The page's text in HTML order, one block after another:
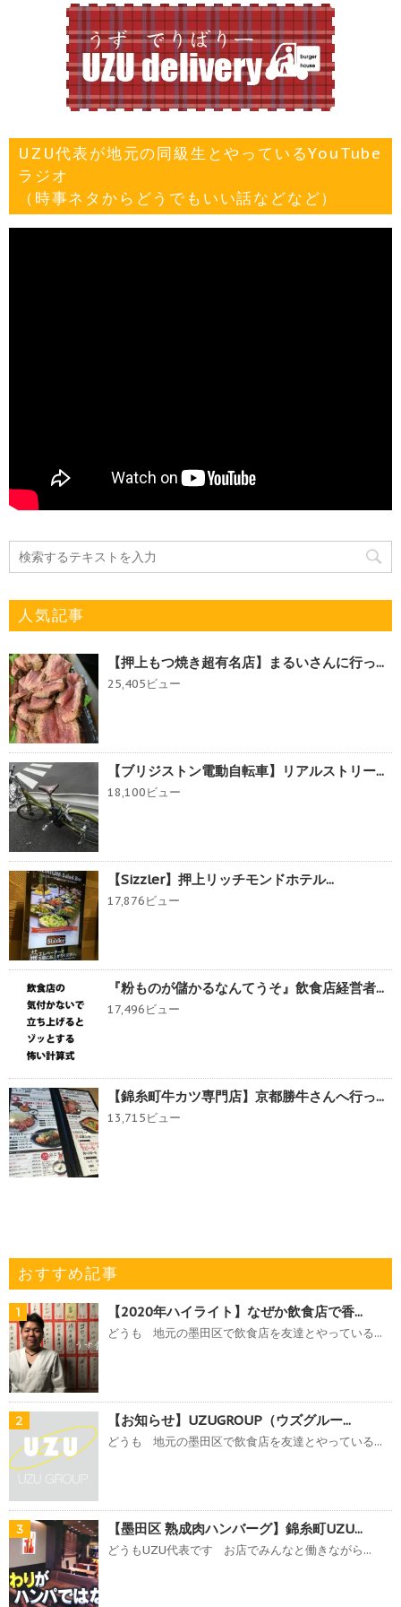
UZU代表が地元の同級生とやっているYouTube
ラジオ
（時事ネタからどうでもいい話などなど）
人気記事
【押上もつ焼き超有名店】まるいさんに行っ...
25,405ビュー
【ブリジストン電動自転車】リアルストリー...
18,100ビュー
【Sizzler】押上リッチモンドホテル...
17,876ビュー
『粉ものが儲かるなんてうそ』飲食店経営者...
17,496ビュー
【錦糸町牛カツ専門店】京都勝牛さんへ行っ...
13,715ビュー
おすすめ記事
1 【2020年ハイライト】なぜか飲食店で香...
どうも 地元の墨田区で飲食店を友達とやっている...
2 【お知らせ】UZUGROUP（ウズグルー...
どうも 地元の墨田区で飲食店を友達とやっている...
3 【墨田区 熟成肉ハンバーグ】錦糸町UZU...
どうもUZU代表です お店でみんなと働きながら...